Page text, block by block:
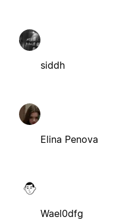
siddh
Elina Penova
Wael0dfg